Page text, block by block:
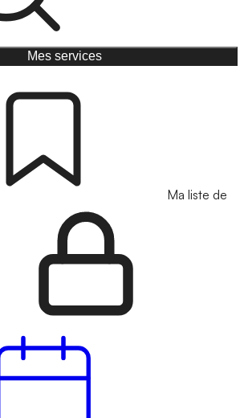
Mes services
Ma liste de